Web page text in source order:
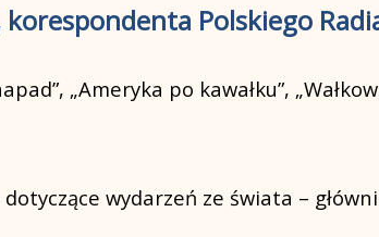
Polskiego
„Ameryka po kawałku”,
wydarzeń ze świata –